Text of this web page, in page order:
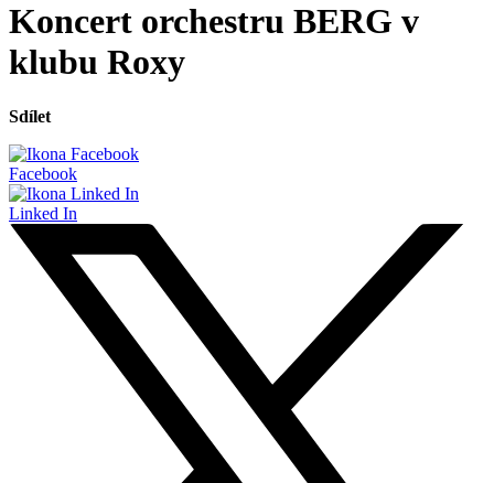
Koncert orchestru BERG v
klubu Roxy
Sdílet
Facebook
Linked In